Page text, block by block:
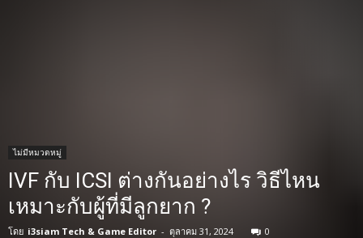
ไม่มีหมวดหมู่
IVF กับ ICSI ต่างกันอย่างไร วิธีไหน
เหมาะกับผู้ที่มีลูกยาก ?
โดย i3siam Tech & Game Editor - ตุลาคม 31, 2024 0